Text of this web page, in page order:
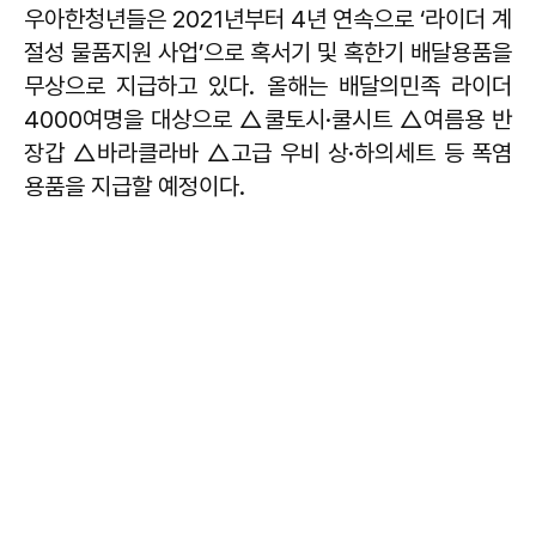
우아한청년들은 2021년부터 4년 연속으로 ‘라이더 계
절성 물품지원 사업’으로 혹서기 및 혹한기 배달용품을
무상으로 지급하고 있다. 올해는 배달의민족 라이더
4000여명을 대상으로 △쿨토시·쿨시트 △여름용 반
장갑 △바라클라바 △고급 우비 상·하의세트 등 폭염
용품을 지급할 예정이다.